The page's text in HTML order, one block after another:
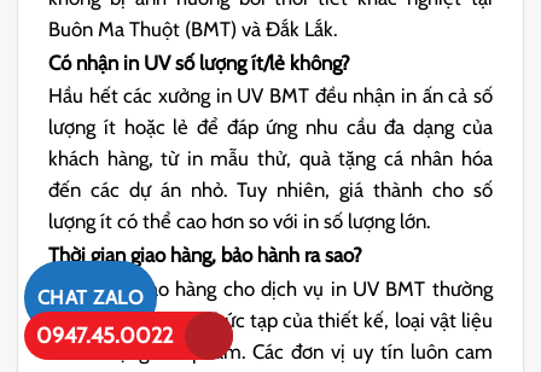
CHAT ZALO
0947.45.0022
Buôn Ma Thuột (BMT) và Đắk Lắk.
Có nhận in UV số lượng ít/lẻ không?
Hầu hết các xưởng in UV BMT đều nhận in ấn cả số
lượng ít hoặc lẻ để đáp ứng nhu cầu đa dạng của
khách hàng, từ in mẫu thử, quà tặng cá nhân hóa
đến các dự án nhỏ. Tuy nhiên, giá thành cho số
lượng ít có thể cao hơn so với in số lượng lớn.
Thời gian giao hàng, bảo hành ra sao?
Thời gian giao hàng cho dịch vụ in UV BMT thường
phụ thuộc vào độ phức tạp của thiết kế, loại vật liệu
và số lượng sản phẩm. Các đơn vị uy tín luôn cam